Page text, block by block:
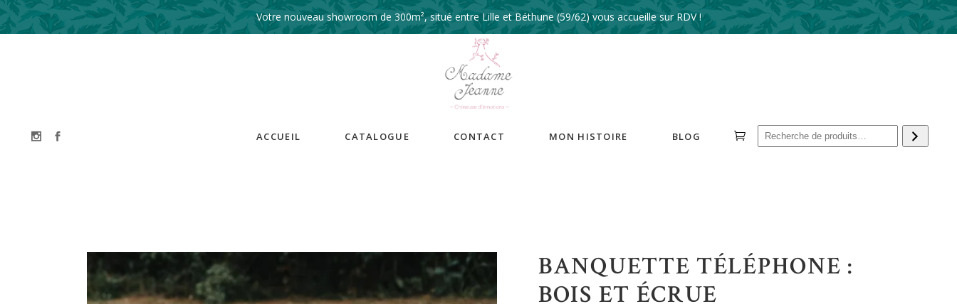
Votre nouveau showroom de 300m², situé entre Lille et Béthune (59/62) vous accueille sur RDV !
ACCUEIL CATALOGUE CONTACT MON HISTOIRE BLOG
BANQUETTE TÉLÉPHONE :
BOIS ET ÉCRUE